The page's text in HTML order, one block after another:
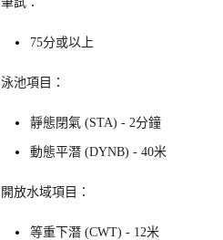
75分或以上
泳池項目：
靜態閉氣 (STA) - 2分鐘
動態平潛 (DYNB) - 40米
開放水域項目：
等重下潛 (CWT) - 12米